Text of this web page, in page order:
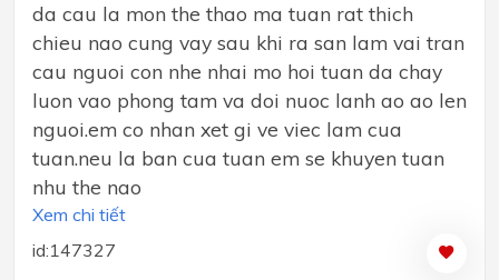
da cau la mon the thao ma tuan rat thich
chieu nao cung vay sau khi ra san lam vai tran
cau nguoi con nhe nhai mo hoi tuan da chay
luon vao phong tam va doi nuoc lanh ao ao len
nguoi.em co nhan xet gi ve viec lam cua
tuan.neu la ban cua tuan em se khuyen tuan
nhu the nao
Xem chi tiết
id:147327